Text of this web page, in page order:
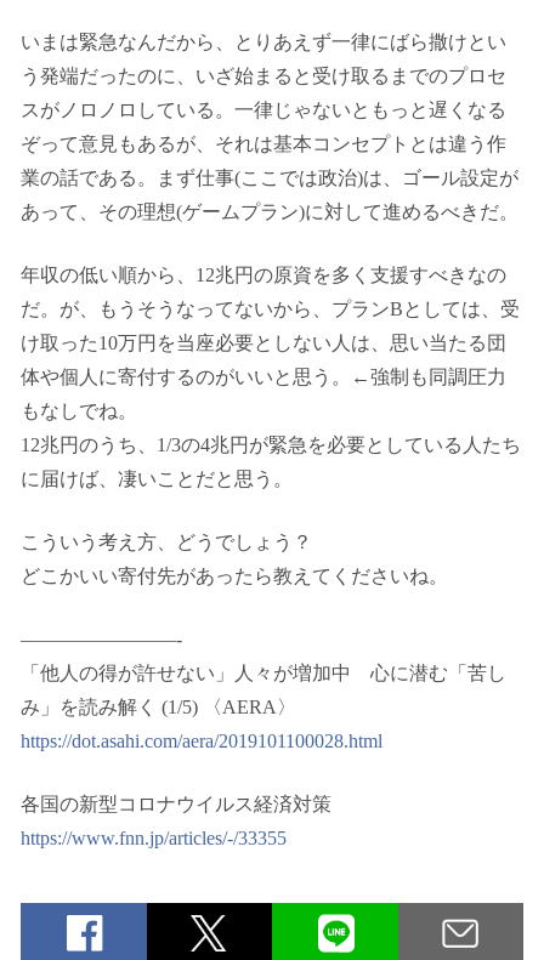
いまは緊急なんだから、とりあえず一律にばら撒けとい
う発端だったのに、いざ始まると受け取るまでのプロセ
スがノロノロしている。一律じゃないともっと遅くなる
ぞって意見もあるが、それは基本コンセプトとは違う作
業の話である。まず仕事(ここでは政治)は、ゴール設定が
あって、その理想(ゲームプラン)に対して進めるべきだ。
年収の低い順から、12兆円の原資を多く支援すべきなの
だ。が、もうそうなってないから、プランBとしては、受
け取った10万円を当座必要としない人は、思い当たる団
体や個人に寄付するのがいいと思う。←強制も同調圧力
もなしでね。
12兆円のうち、1/3の4兆円が緊急を必要としている人たち
に届けば、凄いことだと思う。
こういう考え方、どうでしょう？
どこかいい寄付先があったら教えてくださいね。
————————-
「他人の得が許せない」人々が増加中 心に潜む「苦し
み」を読み解く (1/5) 〈AERA〉
https://dot.asahi.com/aera/2019101100028.html
各国の新型コロナウイルス経済対策
https://www.fnn.jp/articles/-/33355